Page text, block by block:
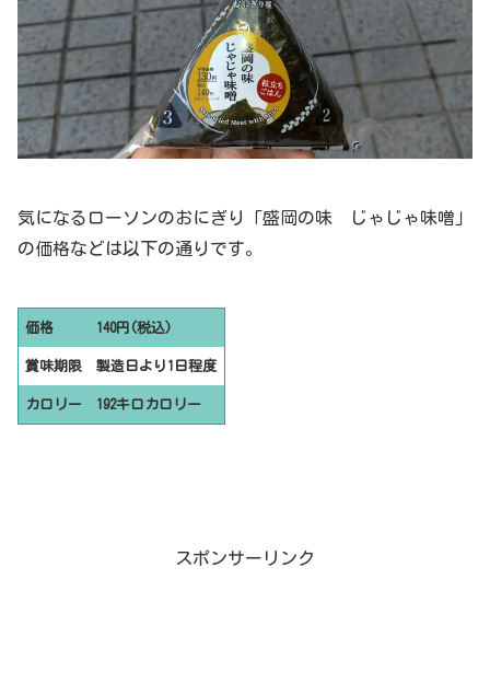
気になるローソンのおにぎり「盛岡の味 じゃじゃ味噌」
の価格などは以下の通りです。
価格 140円(税込)
賞味期限 製造日より1日程度
カロリー 192キロカロリー
スポンサーリンク